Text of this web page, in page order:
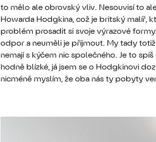
to mělo ale obrovský vliv. Nesouvisí to
Howarda Hodgkina, což je britský malíř,
problém prosadit si svoje výrazové
odpor a neuměli je přijmout. My tady
nemají s kýčem nic společného. Je to
hodně blízké, já jsem se o Hodgkinovi
nicméně myslím, že oba nás ty pobyty